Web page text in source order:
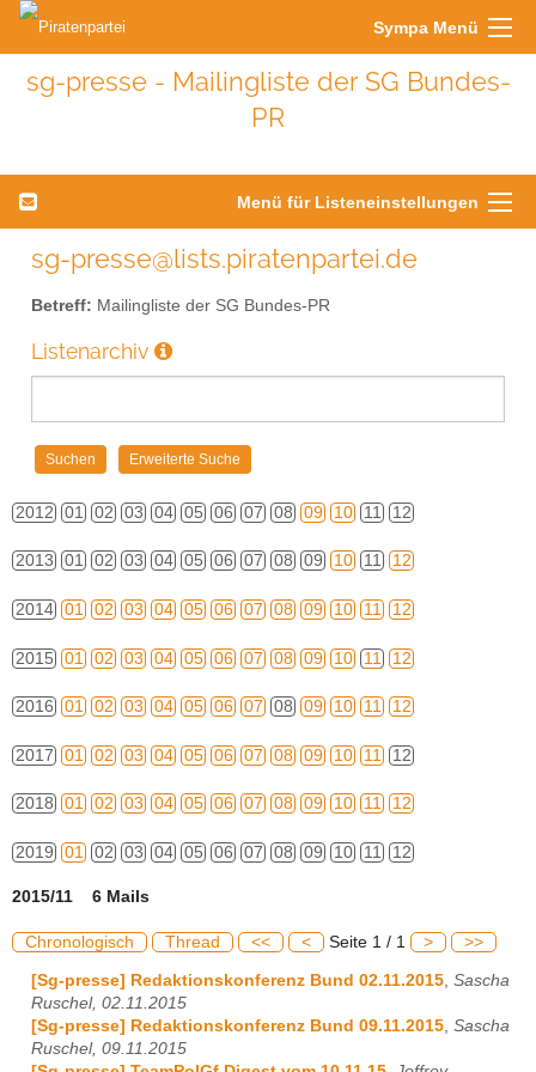
Sympa Menü
sg-presse - Mailingliste der SG Bundes-
PR
Menü für Listeneinstellungen
sg-presse@lists.piratenpartei.de
Betreff: Mailingliste der SG Bundes-PR
Listenarchiv
2012 01 02 03 04 05 06 07 08 09 10 11 12
2013 01 02 03 04 05 06 07 08 09 10 11 12
2014 01 02 03 04 05 06 07 08 09 10 11 12
2015 01 02 03 04 05 06 07 08 09 10 11 12
2016 01 02 03 04 05 06 07 08 09 10 11 12
2017 01 02 03 04 05 06 07 08 09 10 11 12
2018 01 02 03 04 05 06 07 08 09 10 11 12
2019 01 02 03 04 05 06 07 08 09 10 11 12
2015/11 6 Mails
Chronologisch Thread << < Seite 1 / 1 > >>
[Sg-presse] Redaktionskonferenz Bund 02.11.2015, Sascha
Ruschel, 02.11.2015
[Sg-presse] Redaktionskonferenz Bund 09.11.2015, Sascha
Ruschel, 09.11.2015